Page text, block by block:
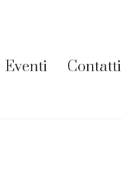
Eventi Contatti